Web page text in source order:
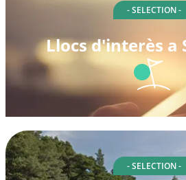
- SELECTION -
Llocs d'interès a
- SELECTION -